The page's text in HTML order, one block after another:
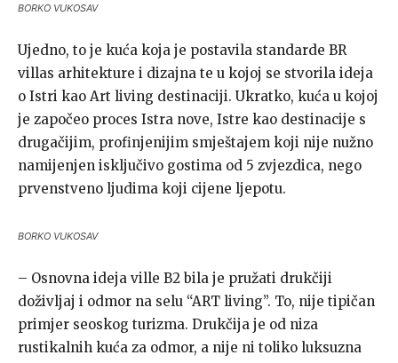
BORKO VUKOSAV
Ujedno, to je kuća koja je postavila standarde BR
villas arhitekture i dizajna te u kojoj se stvorila ideja
o Istri kao Art living destinaciji. Ukratko, kuća u kojoj
je započeo proces Istra nove, Istre kao destinacije s
drugačijim, profinjenijim smještajem koji nije nužno
namijenjen isključivo gostima od 5 zvjezdica, nego
prvenstveno ljudima koji cijene ljepotu.
BORKO VUKOSAV
– Osnovna ideja ville B2 bila je pružati drukčiji
doživljaj i odmor na selu “ART living”. To, nije tipičan
primjer seoskog turizma. Drukčija je od niza
rustikalnih kuća za odmor, a nije ni toliko luksuzna